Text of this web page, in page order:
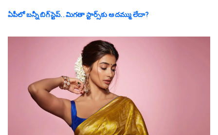
ఏపీలో బ‌న్నీ బిగ్ స్టెప్‌.. మిగ‌తా స్టార్స్‌కు ఆ ద‌మ్ము లేదా?